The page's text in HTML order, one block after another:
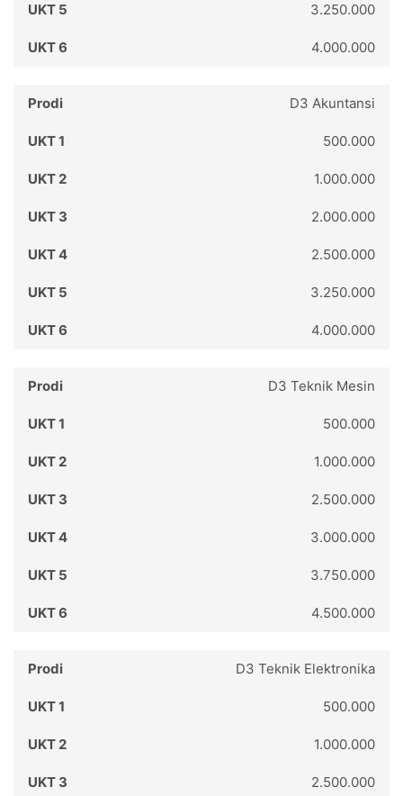
3.250.000
4.000.000
D3 Akuntansi
500.000
1.000.000
2.000.000
2.500.000
3.250.000
4.000.000
D3 Teknik Mesin
500.000
1.000.000
2.500.000
3.000.000
3.750.000
4.500.000
D3 Teknik Elektronika
500.000
1.000.000
2.500.000